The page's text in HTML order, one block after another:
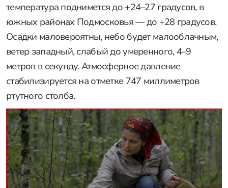
температура поднимется до +24–27 градусов, в
южных районах Подмосковья — до +28 градусов.
Осадки маловероятны, небо будет малооблачным,
ветер западный, слабый до умеренного, 4–9
метров в секунду. Атмосферное давление
стабилизируется на отметке 747 миллиметров
ртутного столба.